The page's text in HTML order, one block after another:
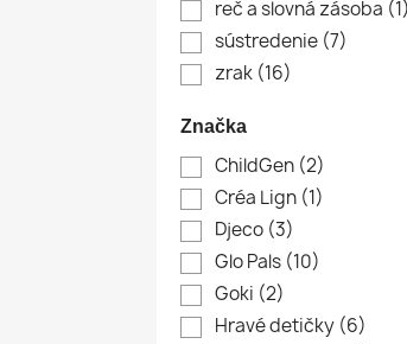
reč a slovná zásoba (1)
sústredenie (7)
zrak (16)
Značka
ChildGen (2)
Créa Lign (1)
Djeco (3)
Glo Pals (10)
Goki (2)
Hravé detičky (6)